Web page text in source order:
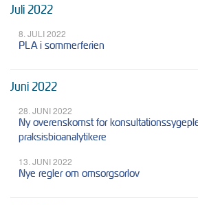
Juli 2022
8. JULI 2022
PLA i sommerferien
Juni 2022
28. JUNI 2022
Ny overenskomst for
praksisbioanalytikere
13. JUNI 2022
Nye regler om omsorgsorlov